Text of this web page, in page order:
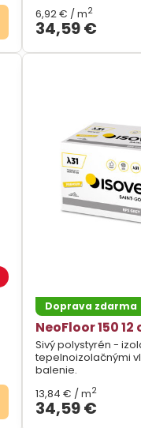
34,59 €
6,92 € / m2
Doprava zdarma
NeoFloor 150
Sivý polystyrén -
tepelnoizolačnými
balenie.
34,59 €
13,84 € / m2